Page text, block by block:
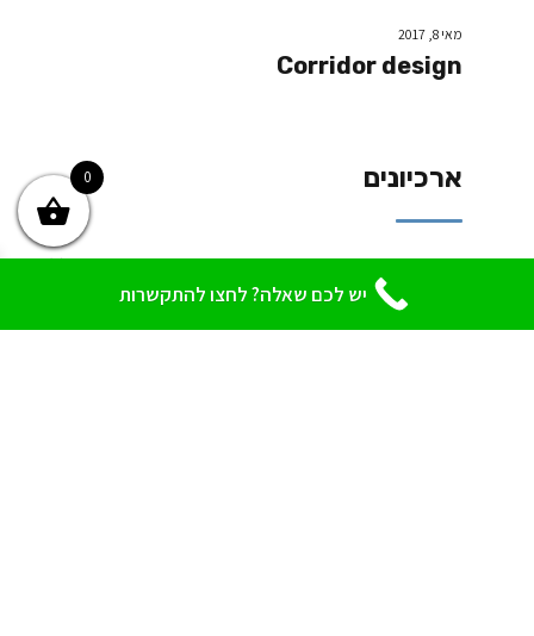
מאי 8, 2017
Corridor design
ארכיונים
מאי 2017 (7)
0
יש לכם שאלה? לחצו להתקשרות